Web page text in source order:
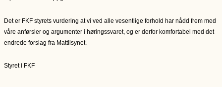
Det er FKF styrets vurdering at vi ved alle vesentlige forhold har nådd frem med
våre anførsler og argumenter i høringssvaret, og er derfor komfortabel med det
endrede forslag fra Mattilsynet.
Styret i FKF